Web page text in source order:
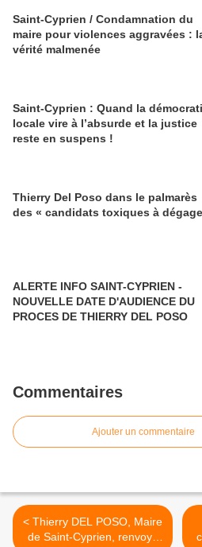
Saint-Cyprien / Condamnation du
maire pour violences aggravées :
vérité malmenée
Saint-Cyprien : Quand la
locale vire à l’absurde et la justice
reste en suspens !
Thierry Del Poso dans le palmarès
des « candidats toxiques à
ALERTE INFO SAINT-CYPRIEN -
NOUVELLE DATE D'AUDIENCE DU
PROCES DE THIERRY DEL POSO
Commentaires
Ajouter un commentaire
< Thierry DEL POSO, Maire
de Saint-Cyprien, renvoyé